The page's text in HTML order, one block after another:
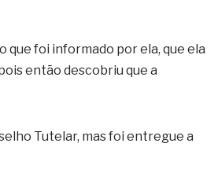
que foi informado por ela, que ela
então descobriu que a
Tutelar, mas foi entregue a